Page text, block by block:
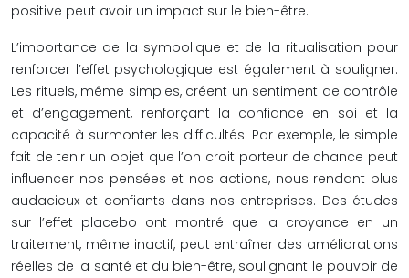
positive peut avoir un impact sur le bien-être.
L’importance de la symbolique et de la ritualisation pour
renforcer l’effet psychologique est également à souligner.
Les rituels, même simples, créent un sentiment de contrôle
et d’engagement, renforçant la confiance en soi et la
capacité à surmonter les difficultés. Par exemple, le simple
fait de tenir un objet que l’on croit porteur de chance peut
influencer nos pensées et nos actions, nous rendant plus
audacieux et confiants dans nos entreprises. Des études
sur l’effet placebo ont montré que la croyance en un
traitement, même inactif, peut entraîner des améliorations
réelles de la santé et du bien-être, soulignant le pouvoir de